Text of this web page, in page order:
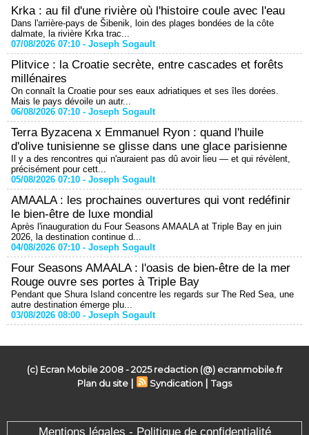
Krka : au fil d'une rivière où l'histoire coule avec l'eau
Dans l'arrière-pays de Šibenik, loin des plages bondées de la côte
dalmate, la rivière Krka trac...
07/08/2026 07:10 - Joseph Sogault
Plitvice : la Croatie secrète, entre cascades et forêts
millénaires
On connaît la Croatie pour ses eaux adriatiques et ses îles dorées.
Mais le pays dévoile un autr...
06/08/2026 07:10 - Joseph Sogault
Terra Byzacena x Emmanuel Ryon : quand l'huile
d'olive tunisienne se glisse dans une glace parisienne
Il y a des rencontres qui n'auraient pas dû avoir lieu — et qui révèlent,
précisément pour cett...
05/08/2026 07:10 - Joseph Sogault
AMAALA : les prochaines ouvertures qui vont redéfinir
le bien-être de luxe mondial
Après l'inauguration du Four Seasons AMAALA at Triple Bay en juin
2026, la destination continue d...
04/08/2026 07:10 - Joseph Sogault
Four Seasons AMAALA : l'oasis de bien-être de la mer
Rouge ouvre ses portes à Triple Bay
Pendant que Shura Island concentre les regards sur The Red Sea, une
autre destination émerge plu...
03/08/2026 08:00 - Joseph Sogault
(c) Ecran Mobile 2008 - 2025 redaction (@) ecranmobile.fr
Plan du site | Syndication |Tags
Mentions légales - Politique de confidentialité